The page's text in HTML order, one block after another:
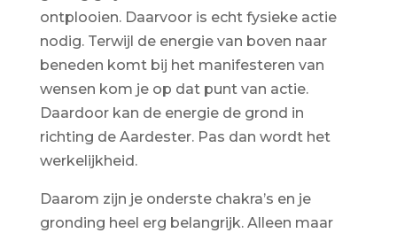
ontplooien. Daarvoor is echt fysieke actie
nodig. Terwijl de energie van boven naar
beneden komt bij het manifesteren van
wensen kom je op dat punt van actie.
Daardoor kan de energie de grond in
richting de Aardester. Pas dan wordt het
werkelijkheid.
Daarom zijn je onderste chakra’s en je
gronding heel erg belangrijk. Alleen maar